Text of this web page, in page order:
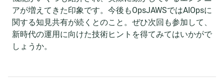
アが増えてきた印象です。今後もOpsJAWSではAIOpsに
関する知見共有が続くとのこと。ぜひ次回も参加して、
新時代の運用に向けた技術ヒントを得てみてはいかがで
しょうか。